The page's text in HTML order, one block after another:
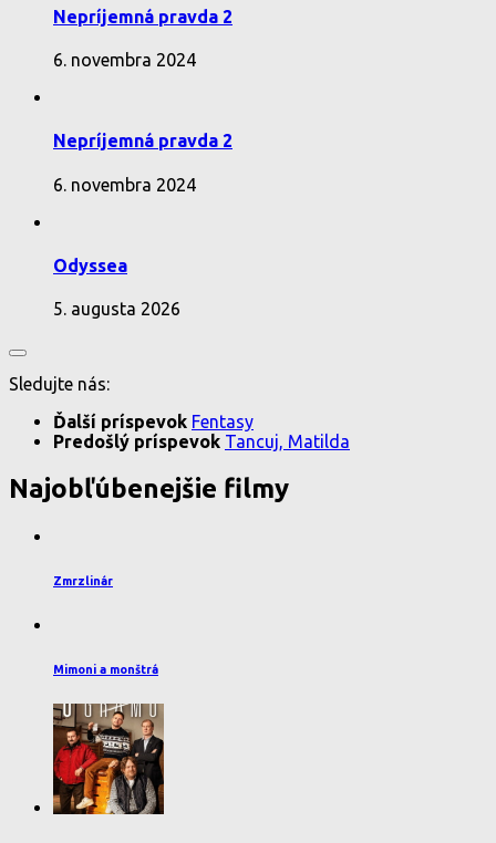
Nepríjemná pravda 2
6. novembra 2024
Nepríjemná pravda 2
6. novembra 2024
Odyssea
5. augusta 2026
Sledujte nás:
Ďalší príspevok Fentasy
Predošlý príspevok Tancuj, Matilda
Najobľúbenejšie filmy
Zmrzlinár
Mimoni a monštrá